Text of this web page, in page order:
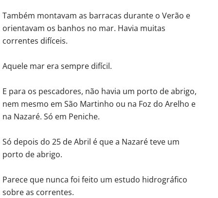
Também montavam as barracas durante o Verão e
orientavam os banhos no mar. Havia muitas
correntes difíceis.
Aquele mar era sempre difícil.
E para os pescadores, não havia um porto de abrigo,
nem mesmo em São Martinho ou na Foz do Arelho e
na Nazaré. Só em Peniche.
Só depois do 25 de Abril é que a Nazaré teve um
porto de abrigo.
Parece que nunca foi feito um estudo hidrográfico
sobre as correntes.